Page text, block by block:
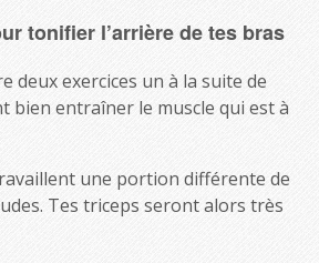
tonifier l’arrière de tes bras
deux exercices un à la suite de
bien entraîner le muscle qui est à
une portion différente de
Tes triceps seront alors très